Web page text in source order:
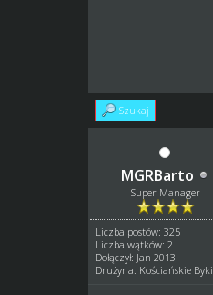
Szukaj
MGRBarto
Super Manager
Liczba postów: 325
Liczba wątków: 2
Dołączył: Jan 2013
Drużyna: Kościańskie Byki